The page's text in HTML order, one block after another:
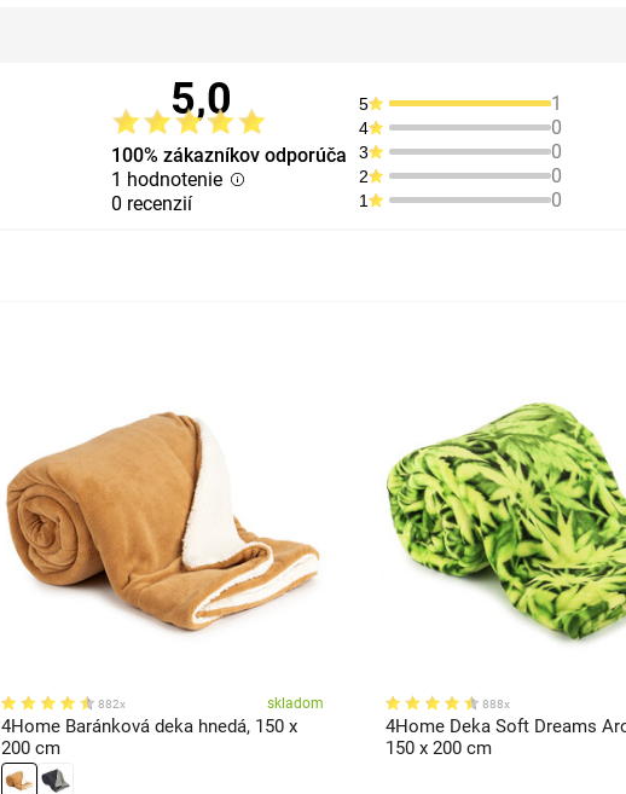
5,0
100% zákazníkov odporúča
1 hodnotenie
0 recenzií
5 1
4 0
3 0
2 0
1 0
882x skladom
4Home Baránková deka hnedá, 150 x
200 cm
888x
4Home Deka Soft Dreams
150 x 200 cm